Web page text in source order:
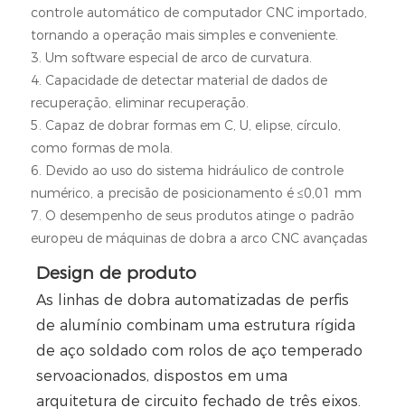
controle automático de computador CNC importado,
tornando a operação mais simples e conveniente.
3. Um software especial de arco de curvatura.
4. Capacidade de detectar material de dados de
recuperação, eliminar recuperação.
5. Capaz de dobrar formas em C, U, elipse, círculo,
como formas de mola.
6. Devido ao uso do sistema hidráulico de controle
numérico, a precisão de posicionamento é ≤0,01 mm
7. O desempenho de seus produtos atinge o padrão
europeu de máquinas de dobra a arco CNC avançadas
Design de produto
As linhas de dobra automatizadas de perfis
de alumínio combinam uma estrutura rígida
de aço soldado com rolos de aço temperado
servoacionados, dispostos em uma
arquitetura de circuito fechado de três eixos.